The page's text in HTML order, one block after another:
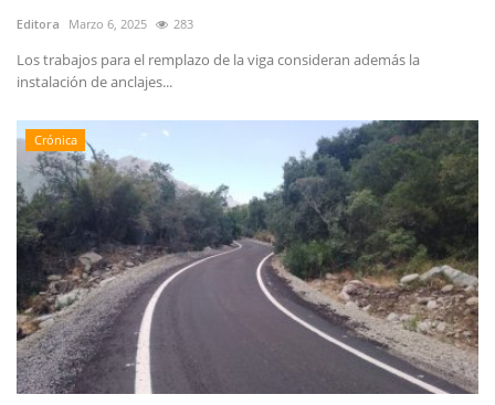
Editora Marzo 6, 2025 283
Los trabajos para el remplazo de la viga consideran además la
instalación de anclajes...
Crónica